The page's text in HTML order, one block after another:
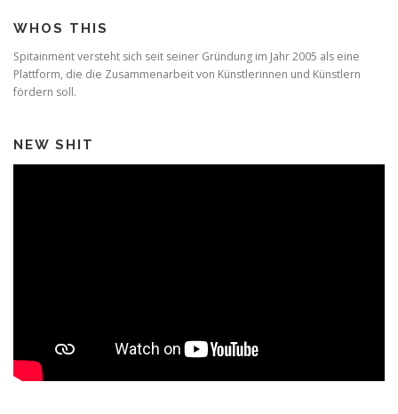
WHOS THIS
Spitainment versteht sich seit seiner Gründung im Jahr 2005 als eine
Plattform, die die Zusammenarbeit von Künstlerinnen und Künstlern
fördern soll.
NEW SHIT